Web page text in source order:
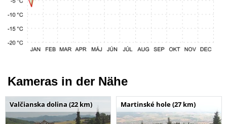
Kameras in der Nähe
Valčianska dolina (22 km) Martinské hole (27 km)